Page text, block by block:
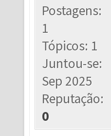
Postagens:
1
Tópicos: 1
Juntou-se:
Sep 2025
Reputação:
0